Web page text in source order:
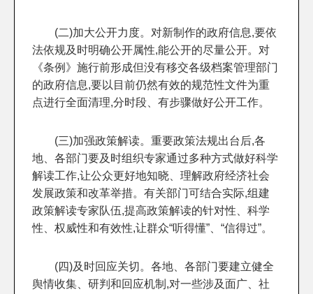
(二)加大公开力度。对新制作的政府信息,要依
法依规及时明确公开属性,能公开的尽量公开。对
《条例》施行前形成但没有移交各级档案管理部门
的政府信息,要以目前仍然有效的规范性文件为重
点进行全面清理,分时段、有步骤做好公开工作。
(三)加强政策解读。重要政策法规出台后,各
地、各部门要及时组织专家通过多种方式做好科学
解读工作,让公众更好地知晓、理解政府经济社会
发展政策和改革举措。有关部门可结合实际,组建
政策解读专家队伍,提高政策解读的针对性、科学
性、权威性和有效性,让群众“听得懂”、“信得过”。
(四)及时回应关切。各地、各部门要建立健全
舆情收集、研判和回应机制,对一些涉及面广、社